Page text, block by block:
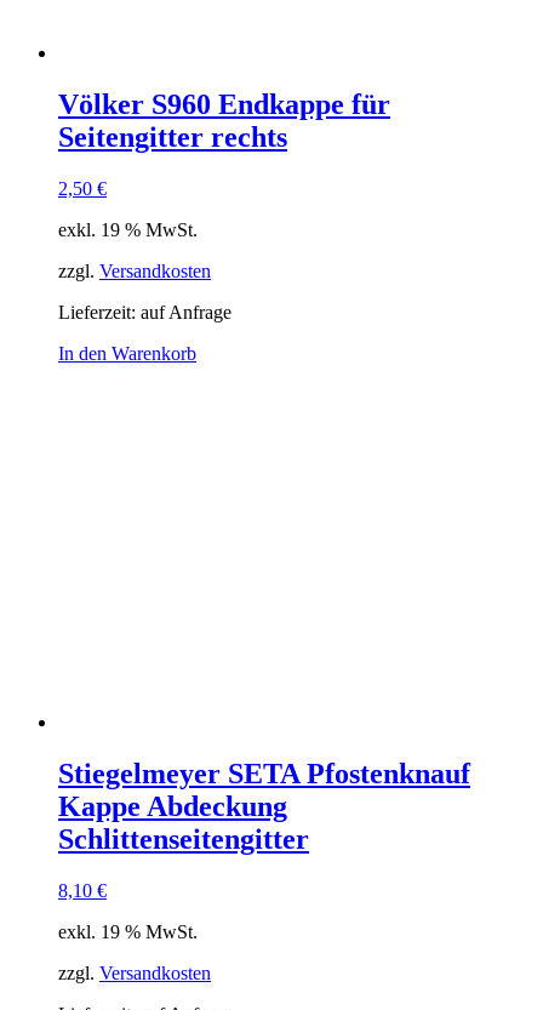
Völker S960 Endkappe für
Seitengitter rechts
2,50 €
exkl. 19 % MwSt.
zzgl. Versandkosten
Lieferzeit: auf Anfrage
In den Warenkorb
Stiegelmeyer SETA Pfostenknauf
Kappe Abdeckung
Schlittenseitengitter
8,10 €
exkl. 19 % MwSt.
zzgl. Versandkosten